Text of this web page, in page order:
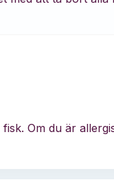
Om du är